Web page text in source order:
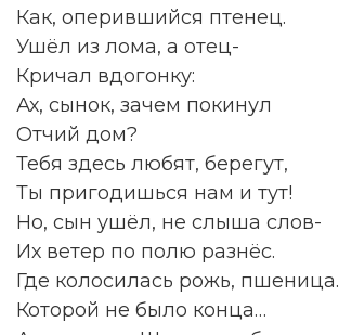
Как, оперившийся птенец.
Ушёл из лома, а отец-
Кричал вдогонку:
Ах, сынок, зачем покинул
Отчий дом?
Тебя здесь любят, берегут,
Ты пригодишься нам и тут!
Но, сын ушёл, не слыша слов-
Их ветер по полю разнёс.
Где колосилась рожь, пшеница.
Которой не было конца…